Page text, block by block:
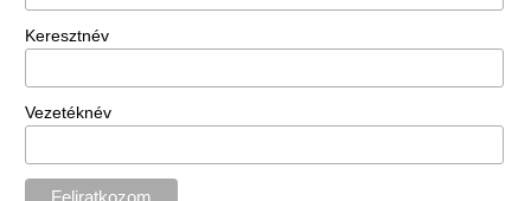
Keresztnév
Vezetéknév